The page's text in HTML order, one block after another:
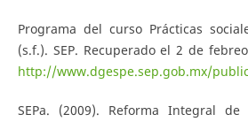
Programa del curso Prácticas
(s.f.). SEP. Recuperado el 2 de
http://www.dgespe.sep.gob.mx/
SEPa. (2009). Reforma Integral de